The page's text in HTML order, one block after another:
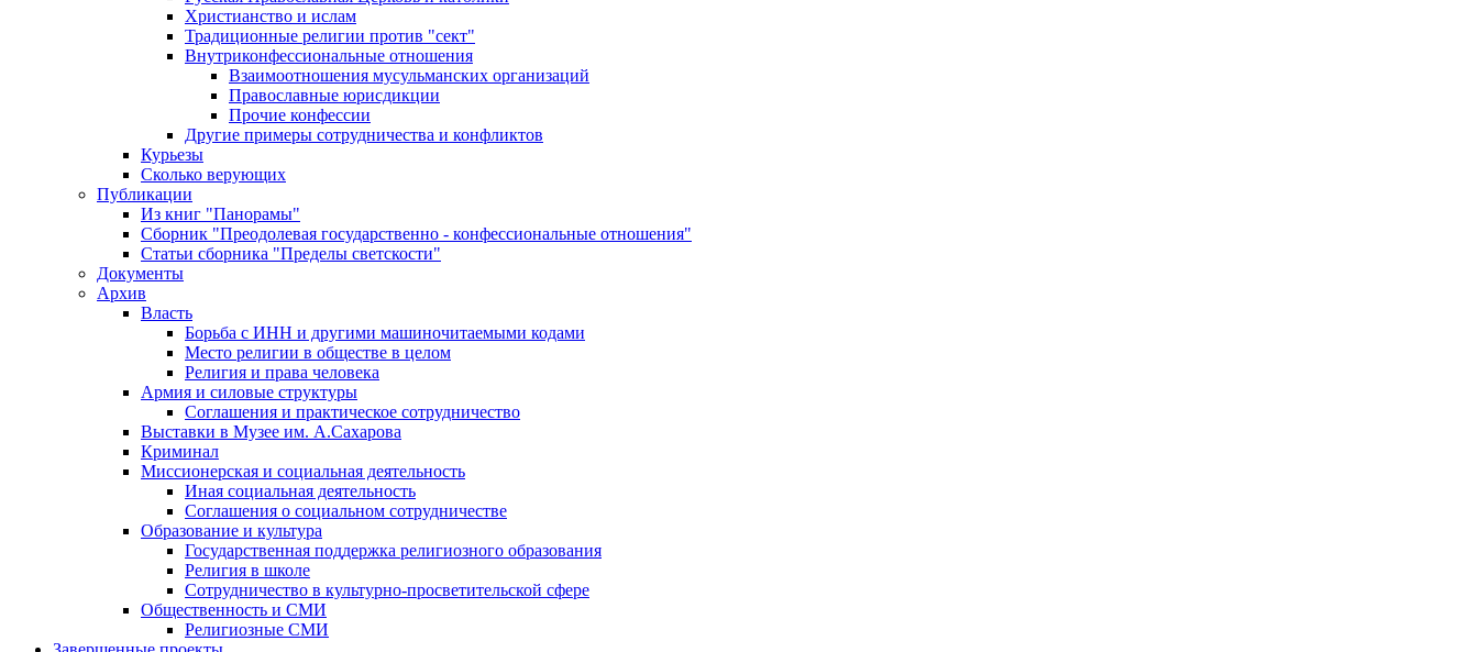
Христианство и ислам
Традиционные религии против "сект"
Внутриконфессиональные отношения
Взаимоотношения мусульманских организаций
Православные юрисдикции
Прочие конфессии
Другие примеры сотрудничества и конфликтов
Курьезы
Сколько верующих
Публикации
Из книг "Панорамы"
Сборник "Преодолевая государственно - конфессиональные отношения"
Статьи сборника "Пределы светскости"
Документы
Архив
Власть
Борьба с ИНН и другими машиночитаемыми кодами
Место религии в обществе в целом
Религия и права человека
Армия и силовые структуры
Соглашения и практическое сотрудничество
Выставки в Музее им. А.Сахарова
Криминал
Миссионерская и социальная деятельность
Иная социальная деятельность
Соглашения о социальном сотрудничестве
Образование и культура
Государственная поддержка религиозного образования
Религия в школе
Сотрудничество в культурно-просветительской сфере
Общественность и СМИ
Религиозные СМИ